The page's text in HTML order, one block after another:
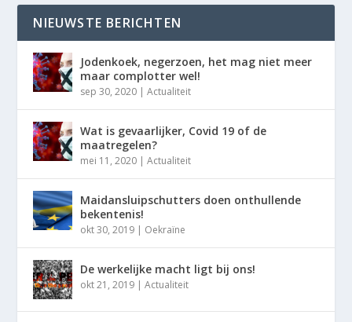
NIEUWSTE BERICHTEN
Jodenkoek, negerzoen, het mag niet meer
maar complotter wel!
sep 30, 2020 |Actualiteit
Wat is gevaarlijker, Covid 19 of de
maatregelen?
mei 11, 2020 |Actualiteit
Maidansluipschutters doen onthullende
bekentenis!
okt 30, 2019 | Oekraïne
De werkelijke macht ligt bij ons!
okt 21, 2019 |Actualiteit